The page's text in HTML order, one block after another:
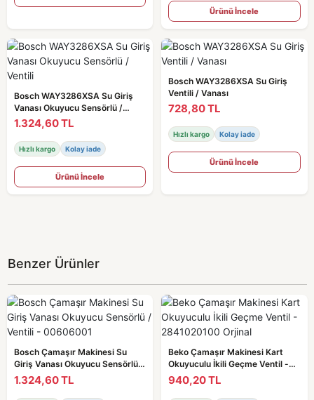
Ürünü İncele
Bosch WAY3286XSA Su Giriş
Vanası Okuyucu Sensörlü /
Ventili
1.324,60 TL
Hızlı kargo Kolay iade
Ürünü İncele
Bosch WAY3286XSA Su Giriş
Ventili / Vanası
728,80 TL
Hızlı kargo Kolay iade
Ürünü İncele
Benzer Ürünler
Bosch Çamaşır Makinesi Su
Giriş Vanası Okuyucu Sensörlü /
Ventili - 00606001
1.324,60 TL
Beko Çamaşır Makinesi Kart
Okuyuculu İkili Geçme Ventil -
2841020100 Orjinal
940,20 TL